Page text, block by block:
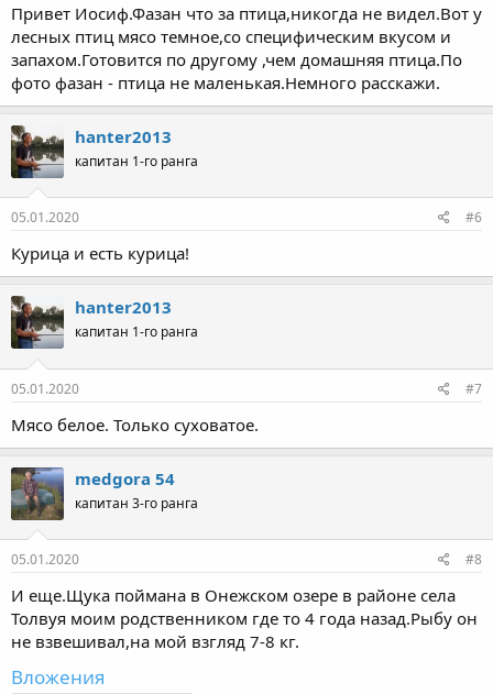
Привет Иосиф.Фазан что за птица,никогда не видел.Вот у
лесных птиц мясо темное,со специфическим вкусом и
запахом.Готовится по другому ,чем домашняя птица.По
фото фазан - птица не маленькая.Немного расскажи.
hanter2013
капитан 1-го ранга
05.01.2020 #6
Курица и есть курица!
hanter2013
капитан 1-го ранга
05.01.2020 #7
Мясо белое. Только суховатое.
medgora 54
капитан 3-го ранга
05.01.2020 #8
И еще.Щука поймана в Онежском озере в районе села
Толвуя моим родственником где то 4 года назад.Рыбу он
не взвешивал,на мой взгляд 7-8 кг.
Вложения